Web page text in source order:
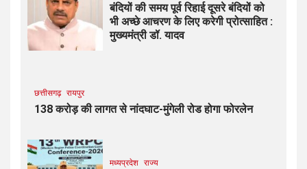
बंदियों की समय पूर्व रिहाई दूसरे बंदियों को
भी अच्छे आचरण के लिए करेगी प्रोत्साहित :
मुख्यमंत्री डॉ. यादव
छत्तीसगढ़ रायपुर
138 करोड़ की लागत से नांदघाट-मुंगेली रोड होगा फोरलेन
मध्यप्रदेश राज्य